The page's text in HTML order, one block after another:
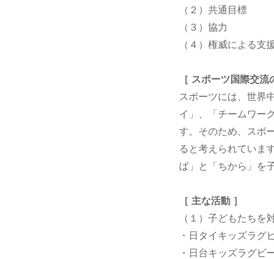
（２）共通目標
（３）協力
（４）権威による支
［ スポーツ国際交流
スポーツには、世界
イ」、「チームワー
す。そのため、スポ
ると考えられていま
ば」と「ちから」を
［ 主な活動 ］
（１）子どもたちを
・日タイキッズラグ
・日台キッズラグビ